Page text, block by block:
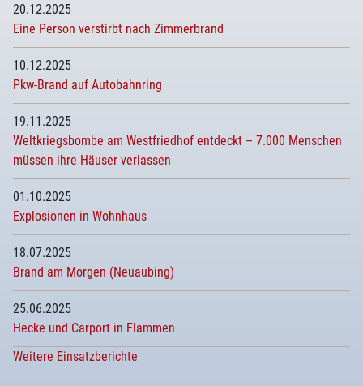
20.12.2025
Eine Person verstirbt nach Zimmerbrand
10.12.2025
Pkw-Brand auf Autobahnring
19.11.2025
Weltkriegsbombe am Westfriedhof entdeckt – 7.000 Menschen
müssen ihre Häuser verlassen
01.10.2025
Explosionen in Wohnhaus
18.07.2025
Brand am Morgen (Neuaubing)
25.06.2025
Hecke und Carport in Flammen
Weitere Einsatzberichte